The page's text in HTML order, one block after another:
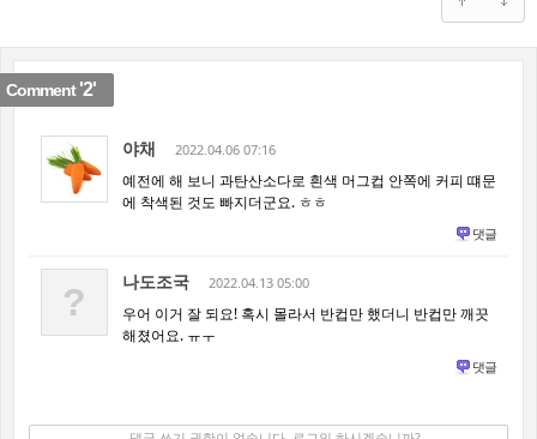
Comment'2'
야채 2022.04.06 07:16
예전에 해 보니 과탄산소다로 흰색 머그컵 안쪽에 커피 떄문
에 착색된 것도 빠지더군요. ㅎㅎ
댓글
? 나도조국 2022.04.13 05:00
우어 이거 잘 되요! 혹시 몰라서 반컵만 했더니 반컵만 깨끗
해졌어요. ㅠㅜ
댓글